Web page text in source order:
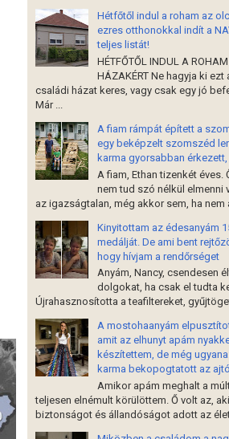
Hétfőtől indul a roham az
ezres otthonokkal indít a
teljes listát!
HÉTFŐTŐL INDUL A
HÁZAKÉRT Ne hagyja ki ezt
családi házat keres, vagy csak egy jó
Már ...
A fiam rámpát épített a
egy beképzelt szomszéd
karma gyorsabban
A fiam, Ethan tizenkét éves.
nem tud szó nélkül elmenni
az igazságtalan, még akkor sem, ha nem
Kinyitottam az édesanyám
medálját. De ami bent
hogy hívjam a rendőrséget
Anyám, Nancy, csendesen
dolgokat, ha csak el tudta
Újrahasznosította a teafiltereket,
A mostohaanyám
amit az elhunyt apám
készítettem, de még
karma bekopogtatott az
Amikor apám meghalt a
teljesen elnémult körülöttem. Ő volt az,
biztonságot és állandóságot adott az